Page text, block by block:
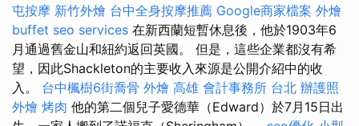
屯按摩 新竹外燴 台中全身按摩推薦 Google商家檔案 外燴
buffet seo services 在新西蘭短暫休息後，他於1903年6
月通過舊金山和紐約返回英國。 但是，這些企業都沒有希
望，因此Shackleton的主要收入來源是公開介紹中的收
入。 台中楓樹6街喬骨 外燴 高雄 會計事務所 台北 辦護照
外燴 烤肉 他的第二個兒子愛德華（Edward）於7月15日出